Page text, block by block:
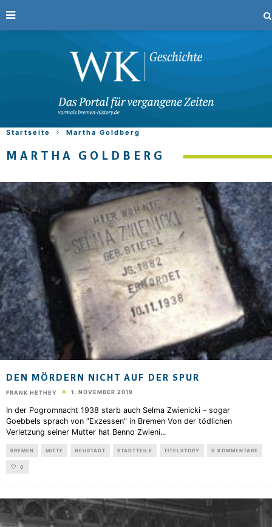
Startseite Martha Goldberg
MARTHA GOLDBERG
DEN MÖRDERN NICHT AUF DER SPUR
FRANK HETHEY 1. NOVEMBER 2019
In der Pogromnacht 1938 starb auch Selma Zwienicki – sogar
Goebbels sprach von "Exzessen" in Bremen Von der tödlichen
Verletzung seiner Mutter hat Benno Zwieni...
BREMEN MITTE NEUSTADT STADTTEILE TITELSTORY 0 KOMMENTARE
0